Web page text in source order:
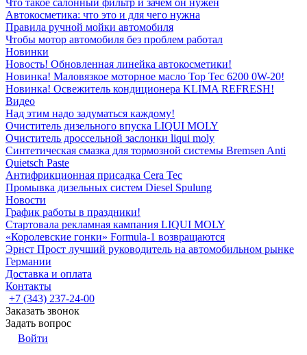
Что такое салонный фильтр и зачем он нужен
Автокосметика: что это и для чего нужна
Правила ручной мойки автомобиля
Чтобы мотор автомобиля без проблем работал
Новинки
Новость! Обновленная линейка автокосметики!
Новинка! Маловязкое моторное масло Top Tec 6200 0W-20!
Новинка! Освежитель кондиционера KLIMA REFRESH!
Видео
Над этим надо задуматься каждому!
Очиститель дизельного впуска LIQUI MOLY
Очиститель дроссельной заслонки liqui moly
Синтетическая смазка для тормозной системы Bremsen Anti
Quietsch Paste
Антифрикционная присадка Cera Tec
Промывка дизельных систем Diesel Spulung
Новости
График работы в праздники!
Стартовала рекламная кампания LIQUI MOLY
«Королевские гонки» Formula-1 возвращаются
Эрнст Прост лучший руководитель на автомобильном рынке
Германии
Доставка и оплата
Контакты
+7 (343) 237-24-00
Заказать звонок
Задать вопрос
Войти